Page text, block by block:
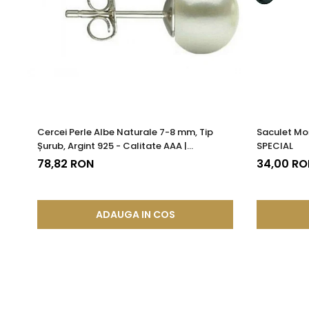
Cercei Perle Albe Naturale 7-8 mm, Tip
Șurub, Argint 925 - Calitate AAA |
KASKADDA®
78,82 RON
ADAUGA IN COS
Saculet
SPECIAL
34,00